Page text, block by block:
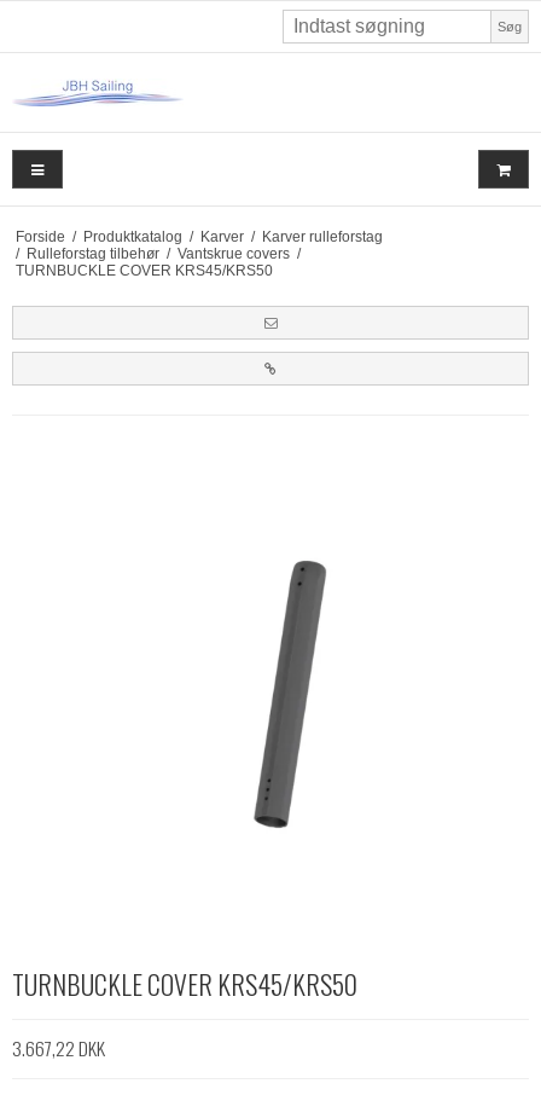
Søg
Forside / Produktkatalog / Karver / Karver rulleforstag
/ Rulleforstag tilbehør / Vantskrue covers /
TURNBUCKLE COVER KRS45/KRS50
TURNBUCKLE COVER KRS45/KRS50
3.667,22 DKK